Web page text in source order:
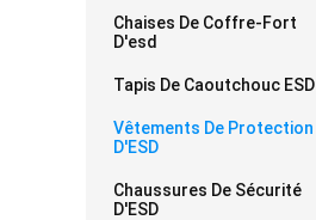
Chaises De Coffre-Fort
D'esd
Tapis De Caoutchouc ESD
Vêtements De Protection
D'ESD
Chaussures De Sécurité
D'ESD